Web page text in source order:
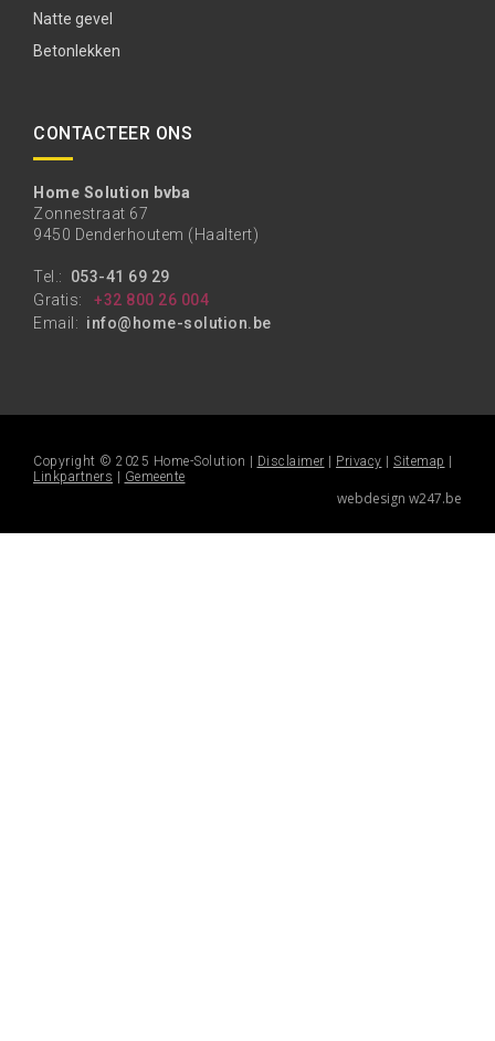
Natte gevel
Betonlekken
CONTACTEER ONS
Home Solution bvba
Zonnestraat 67
9450 Denderhoutem (Haaltert)
Tel.: 053-41 69 29
Gratis:
+32 800 26 004
Email: info@home-solution.be
Copyright © 2025 Home-Solution | Disclaimer Privacy Sitemap
Linkpartners
Gemeente
webdesign w247.be